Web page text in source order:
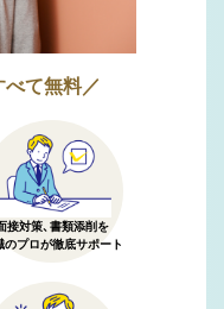
て無料／
接対策、書類添削を
のプロが徹底サポート